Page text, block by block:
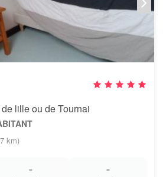
lille ou de Tournai
km)
- -